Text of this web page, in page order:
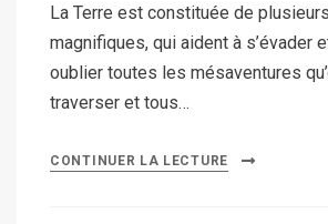
La Terre est constituée de
magnifiques, qui aident à s’évader
oublier toutes les mésaventures
traverser et tous…
CONTINUER LA LECTURE